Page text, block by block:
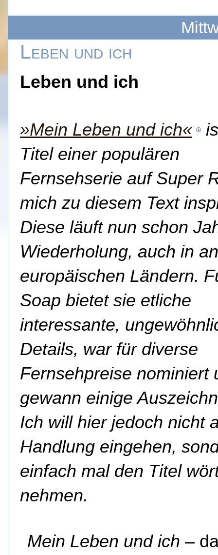
Leben und ich
Leben und ich
»Mein Leben und ich«
Titel einer populären
Fernsehserie auf Super
mich zu diesem Text
Diese läuft nun schon
Wiederholung, auch in
europäischen Ländern.
Soap bietet sie etliche
interessante,
Details, war für diverse
Fernsehpreise nominiert
gewann einige
Ich will hier jedoch nicht
Handlung eingehen,
einfach mal den Titel
nehmen.
Mein Leben und ich –